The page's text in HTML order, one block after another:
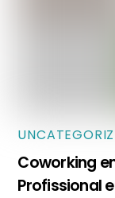
Coworking
Profissional